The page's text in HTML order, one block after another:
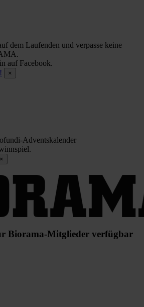
dem Laufenden und verpasse keine
auf Facebook.
×
Adventskalender
×
Biorama-Mitglieder verfügbar